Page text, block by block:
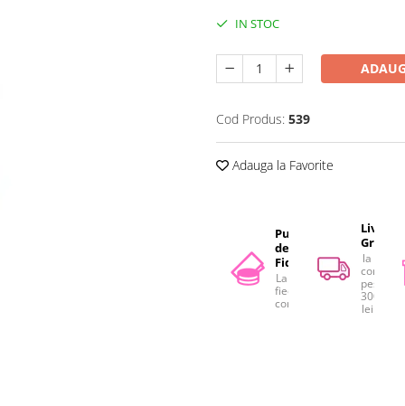
IN STOC
Cod Produs: 539
Adauga la Favorite
Puncte
de
Fidelitate
La
fiecare
comandă
Livrare
la
comenzi
peste
300
lei